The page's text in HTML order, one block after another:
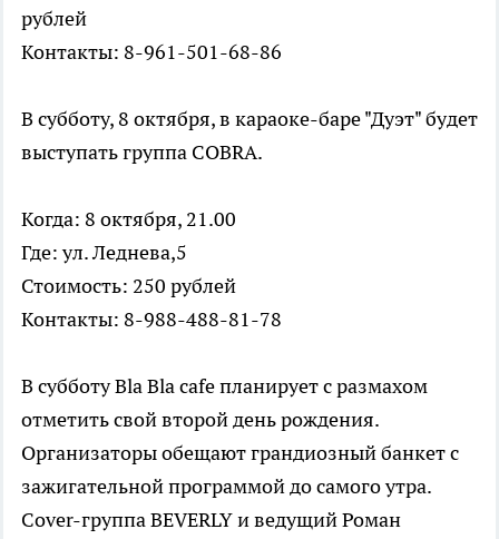
рублей
Контакты: 8-961-501-68-86
В субботу, 8 октября, в караоке-баре "Дуэт" будет
выступать группа COBRA.
Когда: 8 октября, 21.00
Где: ул. Леднева,5
Стоимость: 250 рублей
Контакты: 8-988-488-81-78
В субботу Bla Bla cafe планирует с размахом
отметить свой второй день рождения.
Организаторы обещают грандиозный банкет с
зажигательной программой до самого утра.
Cover-группа BEVERLY и ведущий Роман